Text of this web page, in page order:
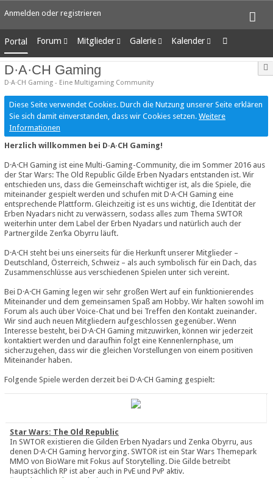
Anmelden oder registrieren
Portal Forum
Unerledigte Themen
Mitglieder
Letzte Aktivitäten
Benutzer online
Team-Mitglieder
Galerie
Alben
Neue Bilder
Kalender
Wochenansicht
D·A·CH Gaming
D·A·CH Gaming - Eine Multigaming Community
Diese Seite verwendet Cookies. Durch die Nutzung unserer Seite erklären
Sie sich damit einverstanden, dass wir Cookies setzen. Weitere
Informationen
Herzlich willkommen bei D·A·CH Gaming!
D·A·CH Gaming ist eine Multi-Gaming-Community, die im Sommer 2016 aus
der Star Wars: The Old Republic Gilde Erben Nyadars entstanden ist. Wir
entschieden uns, dass die Gemeinschaft wichtiger ist, als die Spiele, die
miteinander gespielt werden und schufen mit D·A·CH Gaming eine
entsprechende Plattform. Gleichzeitig ist es uns wichtig, die Identität der
Erben Nyadars nicht zu verwässern, sodass alles zum Thema SWTOR
weiterhin unter dem Label der Erben Nyadars und natürlich auch der
Partnergilde Zen‘ka Obyrru läuft.
D·A·CH steht bei uns einerseits für die Herkunft unserer Mitglieder –
Deutschland, Österreich, Schweiz – als auch symbolisch für ein Dach, das
Zusammenschlüsse aus verschiedenen Spielen unter sich vereint.
Bei D·A·CH Gaming legen wir sehr großen Wert auf ein funktionierendes
Miteinander und dem gemeinsamen Spaß am Hobby. Wir halten sowohl im
Forum als auch über Voice-Chat und bei Treffen den Kontakt zueinander.
Wir sind auch neuen Mitgliedern aufgeschlossen gegenüber. Wenn
Interesse besteht, bei D·A·CH Gaming mitzuwirken, können wir jederzeit
kontaktiert werden und daraufhin folgt eine Kennenlernphase, um
sicherzugehen, dass wir die gleichen Vorstellungen von einem positiven
Miteinander haben.
Folgende Spiele werden derzeit bei D·A·CH Gaming gespielt:
Star Wars: The Old Republic
In SWTOR existieren die Gilden Erben Nyadars und Zenka Obyrru, aus
denen D·A·CH Gaming hervorging. SWTOR ist ein Star Wars Themepark
MMO von BioWare mit Fokus auf Storytelling. Die Gilde betreibt
hauptsächlich RP ist aber auch in PvE und PvP aktiv.